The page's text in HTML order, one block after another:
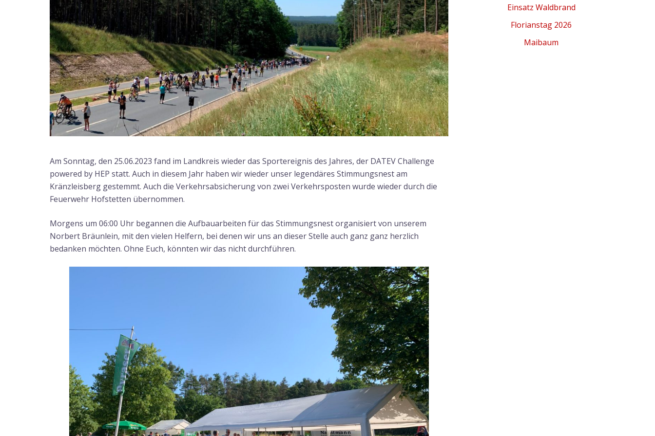
Am Sonntag, den 25.06.2023 fand im Landkreis wieder das Sportereignis des Jahres, der DATEV Challenge
powered by HEP statt. Auch in diesem Jahr haben wir wieder unser legendäres Stimmungsnest am
Kränzleisberg gestemmt. Auch die Verkehrsabsicherung von zwei Verkehrsposten wurde wieder durch die
Feuerwehr Hofstetten übernommen.
Morgens um 06:00 Uhr begannen die Aufbauarbeiten für das Stimmungsnest organisiert von unserem
Norbert Bräunlein, mit den vielen Helfern, bei denen wir uns an dieser Stelle auch ganz ganz herzlich
bedanken möchten. Ohne Euch, könnten wir das nicht durchführen.
Einsatz Waldbrand
Florianstag 2026
Maibaum